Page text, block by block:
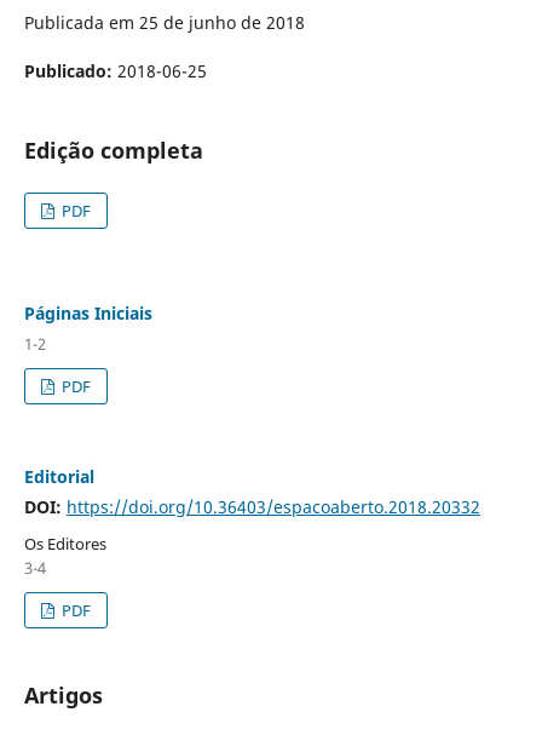
Publicada em 25 de junho de 2018
Publicado: 2018-06-25
Edição completa
PDF
Páginas Iniciais
1-2
PDF
Editorial
DOI: https://doi.org/10.36403/espacoaberto.2018.20332
Os Editores
3-4
PDF
Artigos